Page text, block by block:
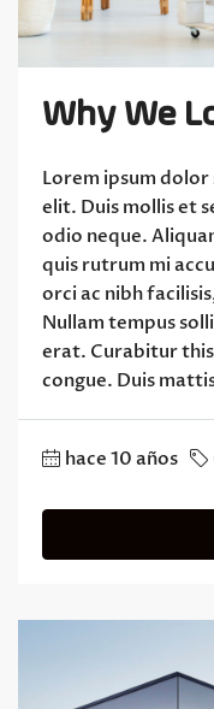
Why We
Lorem ipsum
elit. Duis mollis et
odio neque.
quis rutrum mi
orci ac nibh
Nullam tempus
erat. Curabitur
congue. Duis
hace 10 años